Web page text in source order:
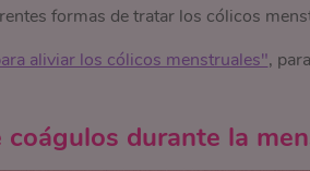
formas de tratar los cólicos
aliviar los cólicos menstruales",
coágulos durante la